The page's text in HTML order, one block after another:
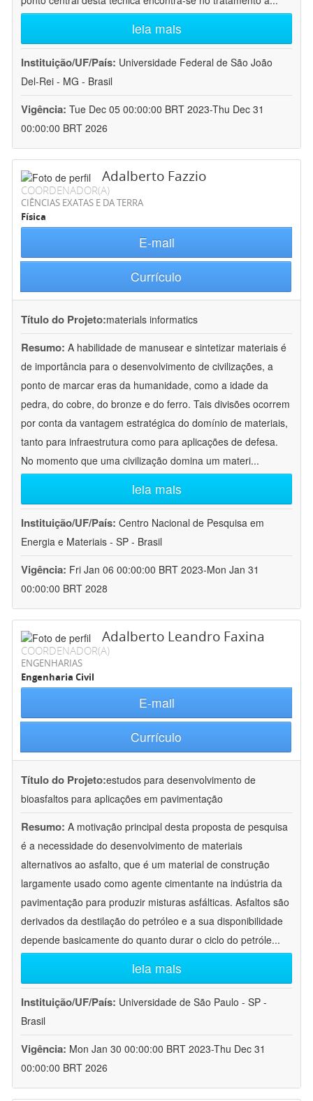
leia mais
Instituição/UF/País: Universidade Federal de São João
Del-Rei - MG - Brasil
Vigência: Tue Dec 05 00:00:00 BRT 2023-Thu Dec 31
00:00:00 BRT 2026
Adalberto Fazzio
COORDENADOR(A)
CIÊNCIAS EXATAS E DA TERRA
Física
E-mail
Currículo
Título do Projeto:materials informatics
Resumo: A habilidade de manusear e sintetizar materiais é
de importância para o desenvolvimento de civilizações, a
ponto de marcar eras da humanidade, como a idade da
pedra, do cobre, do bronze e do ferro. Tais divisões ocorrem
por conta da vantagem estratégica do domínio de materiais,
tanto para infraestrutura como para aplicações de defesa.
No momento que uma civilização domina um materi...
leia mais
Instituição/UF/País: Centro Nacional de Pesquisa em
Energia e Materiais - SP - Brasil
Vigência: Fri Jan 06 00:00:00 BRT 2023-Mon Jan 31
00:00:00 BRT 2028
Adalberto Leandro Faxina
COORDENADOR(A)
ENGENHARIAS
Engenharia Civil
E-mail
Currículo
Título do Projeto:estudos para desenvolvimento de
bioasfaltos para aplicações em pavimentação
Resumo: A motivação principal desta proposta de pesquisa
é a necessidade do desenvolvimento de materiais
alternativos ao asfalto, que é um material de construção
largamente usado como agente cimentante na indústria da
pavimentação para produzir misturas asfálticas. Asfaltos são
derivados da destilação do petróleo e a sua disponibilidade
depende basicamente do quanto durar o ciclo do petróle...
leia mais
Instituição/UF/País: Universidade de São Paulo - SP -
Brasil
Vigência: Mon Jan 30 00:00:00 BRT 2023-Thu Dec 31
00:00:00 BRT 2026